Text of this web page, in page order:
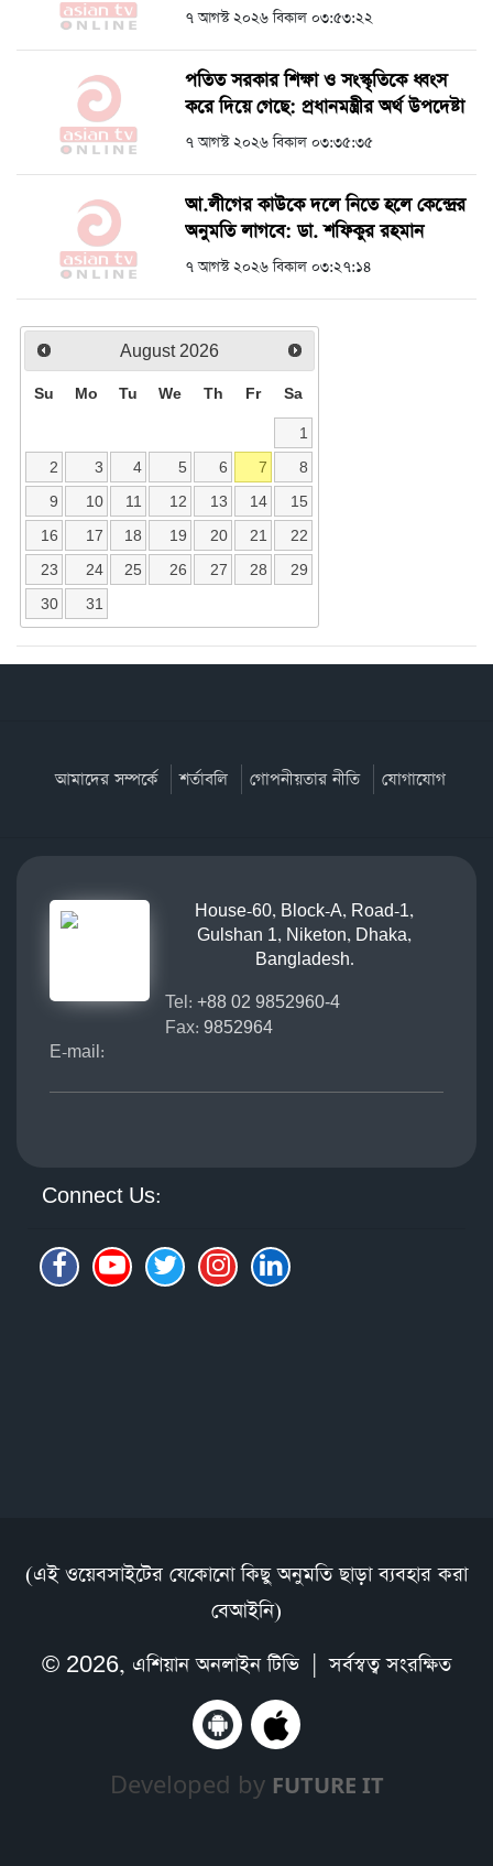
৭ আগস্ট ২০২৬ বিকাল ০৩:৫৩:২২
পতিত সরকার শিক্ষা ও সংস্কৃতিকে ধ্বংস
করে দিয়ে গেছে: প্রধানমন্ত্রীর অর্থ উপদেষ্টা
৭ আগস্ট ২০২৬ বিকাল ০৩:৩৫:৩৫
আ.লীগের কাউকে দলে নিতে হলে কেন্দ্রের
অনুমতি লাগবে: ডা. শফিকুর রহমান
৭ আগস্ট ২০২৬ বিকাল ০৩:২৭:১৪
August 2026
Su Mo Tu We Th Fr Sa
1
2
3 4 5 6 7
8
9
10 11 12 13 14
15
16
17 18 19 20 21
22
23
24 25 26 27 28
29
30
31
আমাদের সম্পর্কে শর্তাবলি গোপনীয়তার নীতি যোগাযোগ
House-60, Block-A, Road-1,
Gulshan 1, Niketon, Dhaka,
Bangladesh.
Tel: +88 02 9852960-4
Fax: 9852964
E-mail:
Connect Us:
(এই ওয়েবসাইটের যেকোনো কিছু অনুমতি ছাড়া ব্যবহার করা
বেআইনি)
© 2026, এশিয়ান অনলাইন টিভি| সর্বস্বত্ব সংরক্ষিত
Developed by FUTURE IT